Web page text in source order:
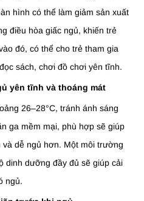
hình có thể làm giảm sản xuất
điều hòa giấc ngủ, khiến trẻ
đó, có thể cho trẻ tham gia
sách, chơi đồ chơi yên tĩnh.
yên tĩnh và thoáng mát
26–28°C, tránh ánh sáng
ga mềm mại, phù hợp sẽ giúp
dễ ngủ hơn. Một môi trường
dinh dưỡng đầy đủ sẽ giúp cải
ngủ.